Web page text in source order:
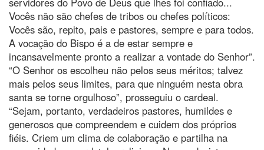
Vocês não são chefes de tribos ou chefes políticos:
Vocês são, repito, pais e pastores, sempre e para todos.
A vocação do Bispo é a de estar sempre e
incansavelmente pronto a realizar a vontade do Senhor”.
“O Senhor os escolheu não pelos seus méritos; talvez
mais pelos seus limites, para que ninguém nesta obra
santa se torne orgulhoso”, prosseguiu o cardeal.
“Sejam, portanto, verdadeiros pastores, humildes e
generosos que compreendem e cuidem dos próprios
fiéis. Criem um clima de colaboração e partilha na